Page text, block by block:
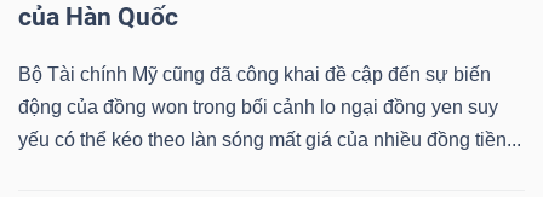
của Hàn Quốc
Bộ Tài chính Mỹ cũng đã công khai đề cập đến sự biến
động của đồng won trong bối cảnh lo ngại đồng yen suy
yếu có thể kéo theo làn sóng mất giá của nhiều đồng tiền...
TIỆN